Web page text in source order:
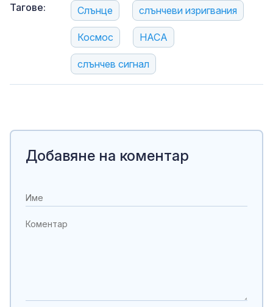
Тагове: Слънце слънчеви изригвания
Космос НАСА
слънчев сигнал
Добавяне на коментар